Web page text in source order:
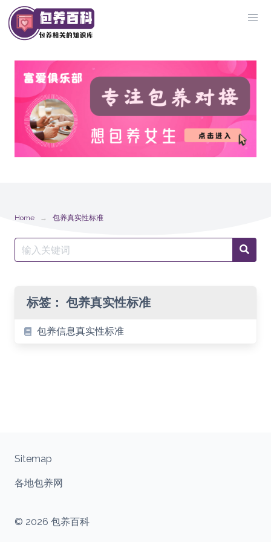
Skip
to
content
Home 包养真实性标准
Search
for:
标签： 包养真实性标准
包养信息真实性标准
© 2026 包养百科
Sitemap
各地包养网